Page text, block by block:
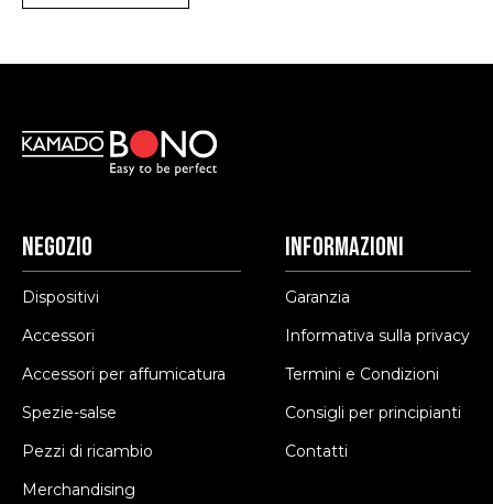
Negozio
Dispositivi
Accessori
Accessori per affumicatura
Spezie-salse
Pezzi di ricambio
Merchandising
Informazioni
Garanzia
Informativa sulla privacy
Termini e Condizioni
Consigli per principianti
Contatti